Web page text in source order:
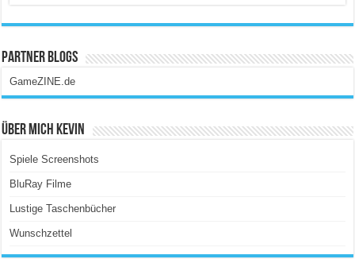
Partner Blogs
GameZINE.de
Über Mich Kevin
Spiele Screenshots
BluRay Filme
Lustige Taschenbücher
Wunschzettel